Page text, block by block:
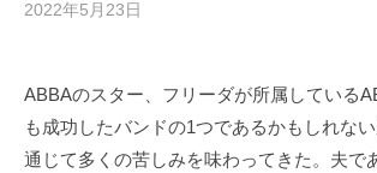
2022年5月23日
i
g
a
の
コ
メ
ABBAのスター、フリーダが所属している
も成功したバンドの1つであるかもしれな
通じて多くの苦しみを味わってきた。夫で